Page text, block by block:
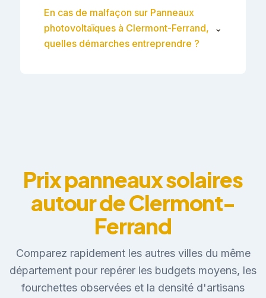
En cas de malfaçon sur Panneaux
photovoltaïques à Clermont-Ferrand,
quelles démarches entreprendre ?
⌄
Prix panneaux solaires
autour de Clermont-
Ferrand
Comparez rapidement les autres villes du même
département pour repérer les budgets moyens, les
fourchettes observées et la densité d'artisans